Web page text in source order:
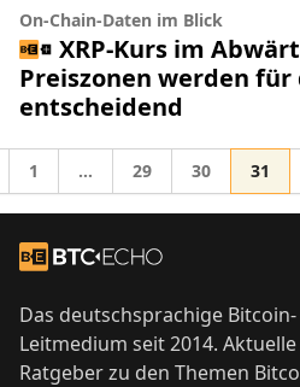
On-Chain-Daten im Blick
XRP-Kurs im
Preiszonen werden für
entscheidend
zu
Gehe zur Seite
1 Zwischenseiten
… Gehe zur Seite
29 Gehe zur Seite
30 Gehe
31
Zur Startseite
Das deutschsprachige
Leitmedium seit 2014.
Ratgeber zu den Themen